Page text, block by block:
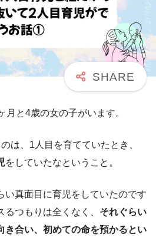
月と4歳の女の子がいます。
は、1人目を育てていたとき、
をしていたなということ。
い真面目に育児をしていたのです
つもりは全くなく、 それぐらい
き合い、初めての命を預かるとい